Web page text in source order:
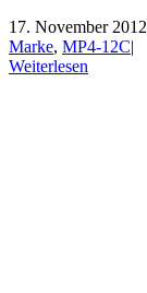
17. November 2012
Marke, MP4-12C|
Weiterlesen